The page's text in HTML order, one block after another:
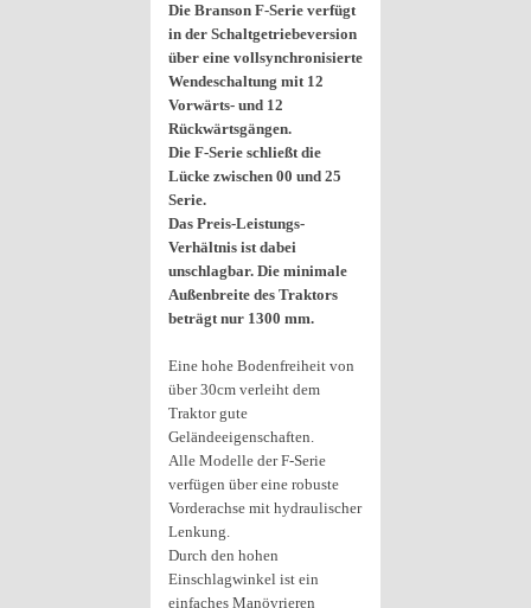
Die Branson F-Serie verfügt
in der Schaltgetriebeversion
über eine vollsynchronisierte
Wendeschaltung mit 12
Vorwärts- und 12
Rückwärtsgängen.
Die F-Serie schließt die
Lücke zwischen 00 und 25
Serie.
Das Preis-Leistungs-
Verhältnis ist dabei
unschlagbar. Die minimale
Außenbreite des Traktors
beträgt nur 1300 mm.
Eine hohe Bodenfreiheit von
über 30cm verleiht dem
Traktor gute
Geländeeigenschaften.
Alle Modelle der F-Serie
verfügen über eine robuste
Vorderachse mit hydraulischer
Lenkung.
Durch den hohen
Einschlagwinkel ist ein
einfaches Manövrieren